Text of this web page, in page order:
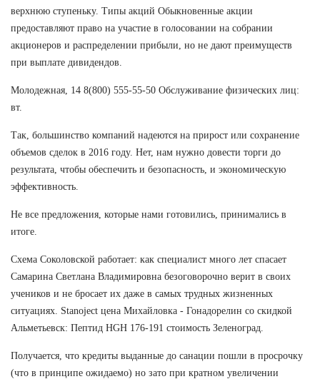
верхнюю ступеньку. Типы акций Обыкновенные акции
предоставляют право на участие в голосовании на собрании
акционеров и распределении прибыли, но не дают преимуществ
при выплате дивидендов.
Молодежная, 14 8(800) 555-55-50 Обслуживание физических лиц:
вт.
Так, большинство компаний надеются на прирост или сохранение
объемов сделок в 2016 году. Нет, нам нужно довести торги до
результата, чтобы обеспечить и безопасность, и экономическую
эффективность.
Не все предложения, которые нами готовились, принимались в
итоге.
Схема Соколовской работает: как специалист много лет спасает
Самарина Светлана Владимировна безоговорочно верит в своих
учеников и не бросает их даже в самых трудных жизненных
ситуациях. Stanoject цена Михайловка - Гонадорелин со скидкой
Альметьевск: Пептид HGH 176-191 стоимость Зеленоград.
Получается, что кредиты выданные до санации пошли в просрочку
(что в принципе ожидаемо) но зато при кратном увеличении